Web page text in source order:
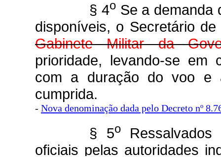
§ 4oSe a demanda
disponíveis, o Secretário
Gabinete Militar da
prioridade, levando-se em
com a duração do voo e
cumprida.
- Nova denominação dada pelo Decreto nº
§ 5oRessalvados
oficiais pelas autoridades